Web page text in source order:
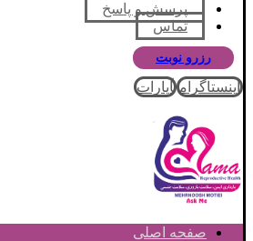
پرسش و پاسخ
تماس
رزرو نوبت
اینستاگرام آپارات
صفحه اصلی